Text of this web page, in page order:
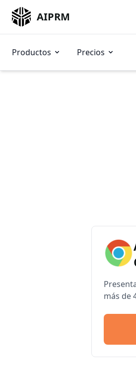
AIPRM
Productos Precios
más de